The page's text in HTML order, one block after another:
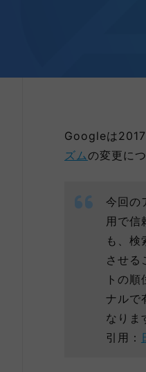
Googleは
ズムの変更に
今回の
用で信
も、検
させる
トの
ナルで
なりま
引用：